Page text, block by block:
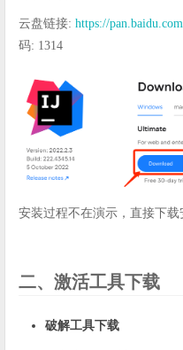
云盘链接: https://
码: 1314
安装过程不在演示，直接下载
二、激活工具下载
破解工具下载